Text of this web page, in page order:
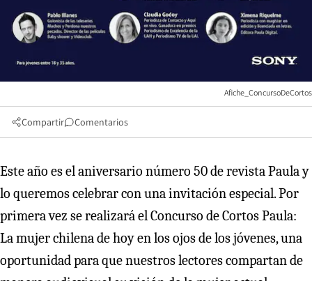
Afiche_ConcursoDeCortos
Compartir Comentarios
Este año es el aniversario número 50 de revista Paula y
lo queremos celebrar con una invitación especial. Por
primera vez se realizará el Concurso de Cortos Paula:
La mujer chilena de hoy en los ojos de los jóvenes, una
oportunidad para que nuestros lectores compartan de